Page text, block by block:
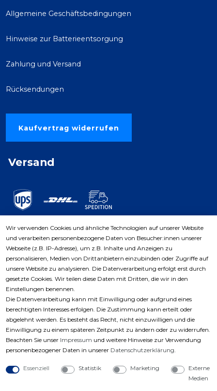
Allgemeine Geschäftsbedingungen
Hinweise zur Batterieentsorgung
Zahlung und Versand
Rücksendungen
Kaufvertrag widerrufen
Versand
Zahlungsarten
Wir verwenden Cookies und ähnliche Technologien auf unserer Website
und verarbeiten personenbezogene Daten von Besucher:innen unserer
Webseite (z.B. IP-Adresse), um z.B. Inhalte und Anzeigen zu
personalisieren, Medien von Drittanbietern einzubinden oder Zugriffe auf
unsere Website zu analysieren. Die Datenverarbeitung erfolgt erst durch
gesetzte Cookies. Wir teilen diese Daten mit Dritten, die wir in den
Einstellungen benennen.
Die Datenverarbeitung kann mit Einwilligung oder aufgrund eines
berechtigten Interesses erfolgen. Die Zustimmung kann erteilt oder
abgelehnt werden. Es besteht das Recht, nicht einzuwilligen und die
Einwilligung zu einem späteren Zeitpunkt zu ändern oder zu widerrufen.
Beachten Sie unser Impressum und weitere Hinweise zur Verwendung
personenbezogener Daten in unserer Daten­schutz­erklärung.
Essenziell Statistik Marketing
Externe
Medien